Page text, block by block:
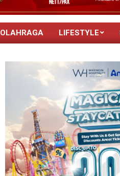
OLAHRAGA LIFESTYLE